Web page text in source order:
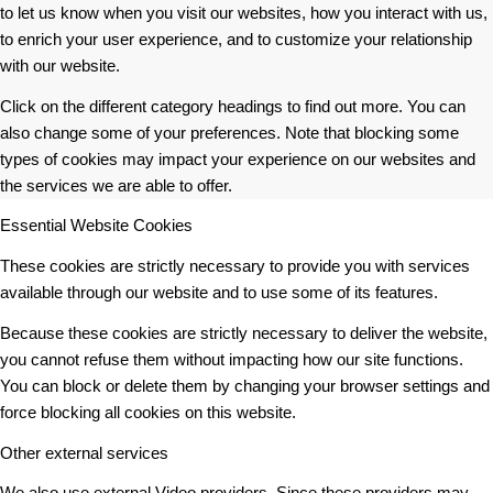
to let us know when you visit our websites, how you interact with us,
to enrich your user experience, and to customize your relationship
with our website.
Click on the different category headings to find out more. You can
also change some of your preferences. Note that blocking some
types of cookies may impact your experience on our websites and
the services we are able to offer.
Essential Website Cookies
These cookies are strictly necessary to provide you with services
available through our website and to use some of its features.
Because these cookies are strictly necessary to deliver the website,
you cannot refuse them without impacting how our site functions.
You can block or delete them by changing your browser settings and
force blocking all cookies on this website.
Other external services